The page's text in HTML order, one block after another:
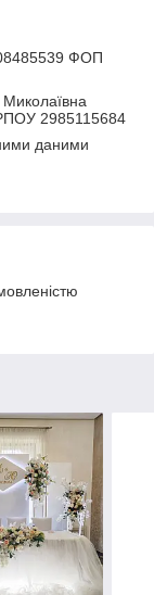
ФОП
2985115684
даними